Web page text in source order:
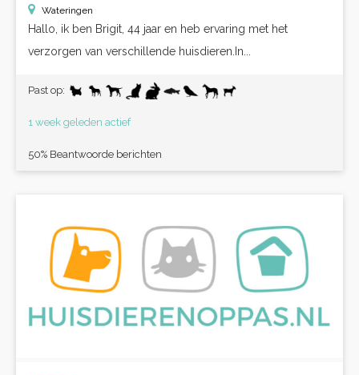
Wateringen
Hallo, ik ben Brigit, 44 jaar en heb ervaring met het
verzorgen van verschillende huisdieren.In...
Past op:
1 week geleden actief
50% Beantwoorde berichten